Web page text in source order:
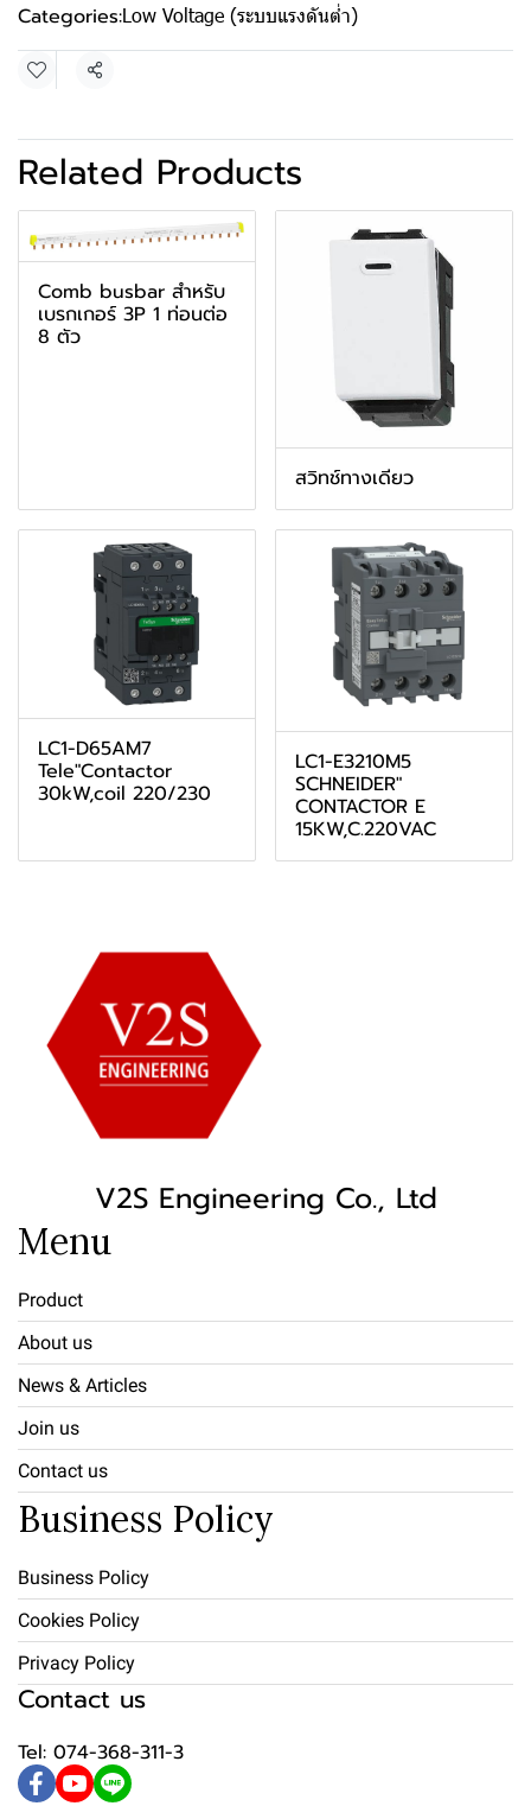
Categories:Low Voltage (ระบบแรงดันต่ำ)
Share
Related Products
Comb busbar สำหรับ
เบรกเกอร์ 3P 1 ท่อนต่อ
8 ตัว
สวิทช์ทางเดียว
LC1-D65AM7
Tele"Contactor
30kW,coil 220/230
LC1-E3210M5
SCHNEIDER"
CONTACTOR E
15KW,C.220VAC
V2S Engineering Co., Ltd
Menu
Product
About us
News & Articles
Join us
Contact us
Business Policy
Business Policy
Cookies Policy
Privacy Policy
Contact us
Tel: 074-368-311-3